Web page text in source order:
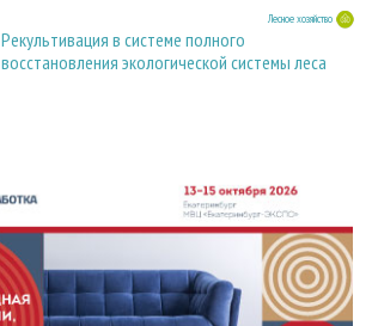
Лесное хозяйство
Рекультивация в системе полного
восстановления экологической системы леса